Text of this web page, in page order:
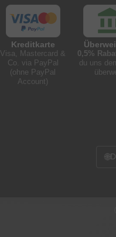
Kreditkarte
Visa, Mastercard &
Co. via PayPal
(ohne PayPal
Account)
0,5%
du uns
🌐